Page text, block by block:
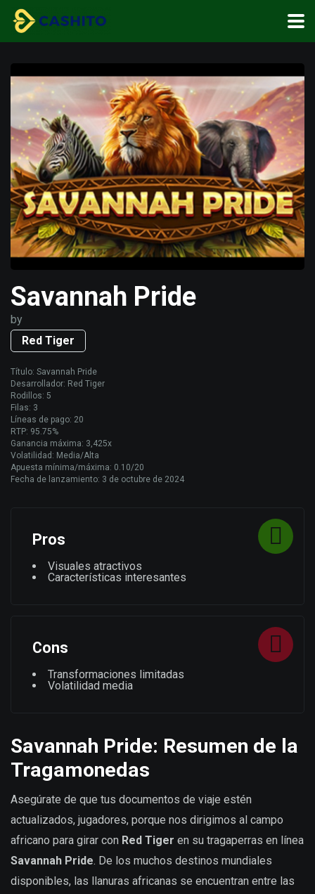
Savannah Pride
by
Red Tiger
Título: Savannah Pride
Desarrollador: Red Tiger
Rodillos: 5
Filas: 3
Líneas de pago: 20
RTP: 95.75%
Ganancia máxima: 3,425x
Volatilidad: Media/Alta
Apuesta mínima/máxima: 0.10/20
Fecha de lanzamiento: 3 de octubre de 2024
Pros
Visuales atractivos
Características interesantes
Cons
Transformaciones limitadas
Volatilidad media
Savannah Pride: Resumen de la
Tragamonedas
Asegúrate de que tus documentos de viaje estén
actualizados, jugadores, porque nos dirigimos al campo
africano para girar con Red Tiger en su tragaperras en línea
Savannah Pride. De los muchos destinos mundiales
disponibles, las llanuras africanas se encuentran entre las